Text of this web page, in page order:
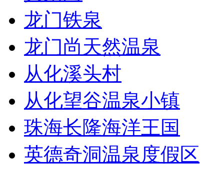
龙门铁泉
龙门尚天然温泉
从化溪头村
从化望谷温泉小镇
珠海长隆海洋王国
英德奇洞温泉度假区